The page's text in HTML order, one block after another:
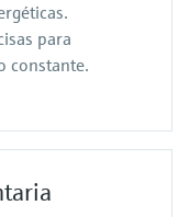
para
constante.